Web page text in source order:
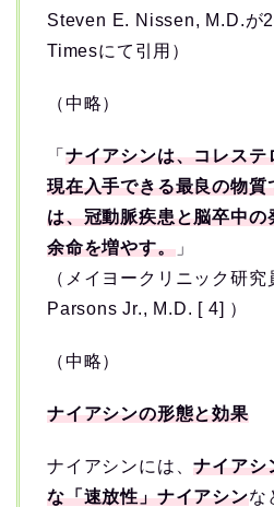
Steven E. Nissen, M.D.が
Timesにて引用）
（中略）
「 ナイアシンは、コレステ
現在入手できる最良の物質
は、冠動脈疾患と脳卒中の
余命を増やす。」
（メイヨークリニック研
Parsons Jr., M.D. [ 4] ）
（中略）
ナイアシンの形態と効果
ナイアシンには、ナイアシ
な「速放性」ナイアシンな